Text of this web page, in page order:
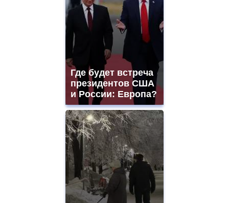
Где будет встреча
президентов США
и России: Европа?